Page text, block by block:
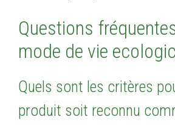
Questions
mode de vie
Quels sont les critères
produit soit reconnu